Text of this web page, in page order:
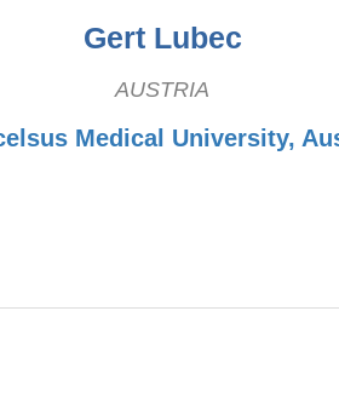
Gert Lubec
AUSTRIA
Medical University,